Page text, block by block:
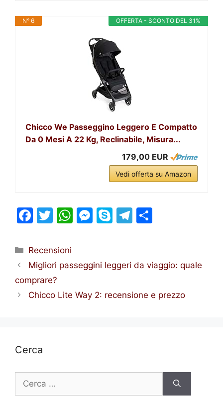
OFFERTA - SCONTO DEL 31%
N° 6
Chicco We Passeggino Leggero E Compatto
Da 0 Mesi A 22 Kg, Reclinabile, Misura...
179,00 EUR
Vedi offerta su Amazon
F
c
e
b
o
T
itt
er
W
s
p
M
s
n
S
p
T
gr
m
e
Categorie
Recensioni
Migliori passeggini leggeri da viaggio: quale
comprare?
Chicco Lite Way 2: recensione e prezzo
Cerca
per: